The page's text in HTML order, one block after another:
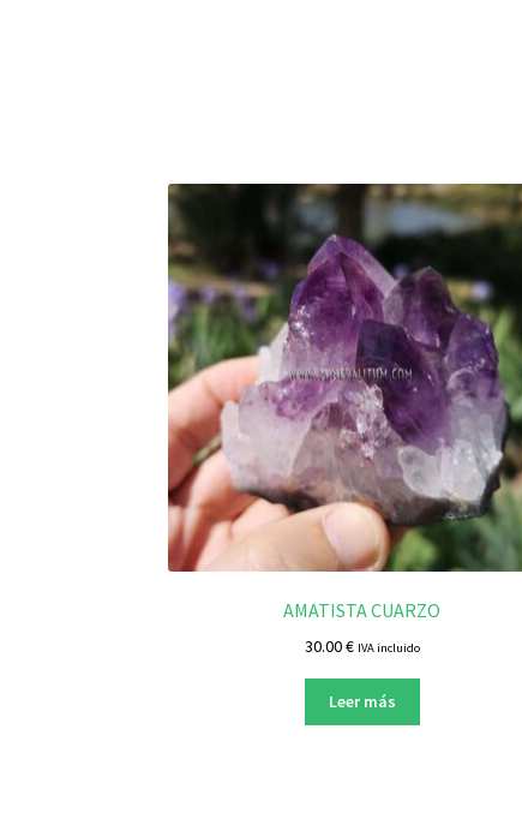
AMATISTA CUARZO
30.00€ IVA incluido
Leer más